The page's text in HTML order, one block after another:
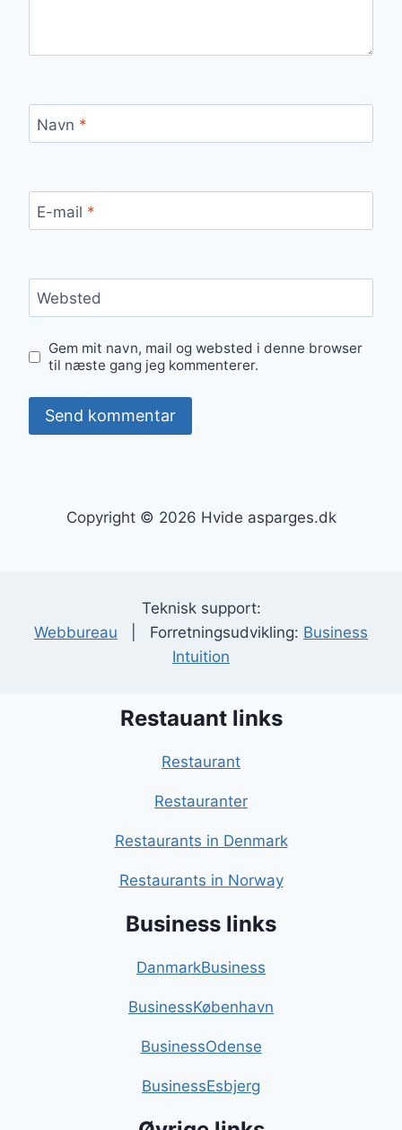
Navn *
E-mail *
Websted
Gem mit navn, mail og websted i denne browser
til næste gang jeg kommenterer.
Copyright © 2026 Hvide asparges.dk
Teknisk support:
Webbureau | Forretningsudvikling: Business
Intuition
Restauant links
Restaurant
Restauranter
Restaurants in Denmark
Restaurants in Norway
Business links
DanmarkBusiness
BusinessKøbenhavn
BusinessOdense
BusinessEsbjerg